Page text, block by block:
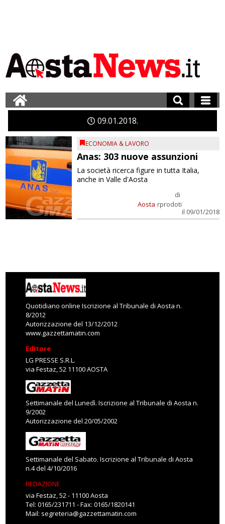
0901 2018
ECONOMIA & LAVORO
Anas: 303 nuove assunzioni
Aosta
di
rprodoti
il 09/01/2018
La società ricerca figure in tutta Italia,
anche in Valle d'Aosta
Quotidiano online Iscrizione al Tribunale di Aosta n.
8/2012
Autorizzazione del 13/12/2012
www.gazzettamatin.com
Editore
LG PRESSE S.R.L.
via Festaz, 52 11100 AOSTA
Settimanale del Lunedì. Iscrizione al Tribunale di Aosta n.
9/2002
Autorizzazione del 20/05/2002
Settimanale del Sabato. Iscrizione al Tribunale di Aosta
n.4 del 4/10/2016
REDAZIONE
via Festaz, 52 - 11100 Aosta
Tel: 0165/231711 - Fax: 0165/1820141
Mail: segreteria@gazzettamatin.com